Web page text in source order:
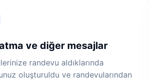
ve diğer mesajlar
randevu aldıklarında
oluşturuldu ve randevularından